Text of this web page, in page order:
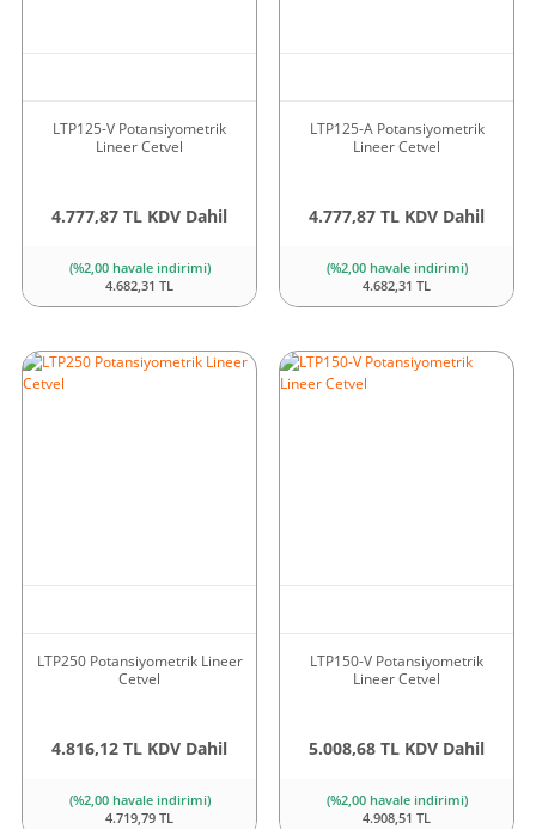
LTP125-V Potansiyometrik
Lineer Cetvel
4.777,87 TL KDV Dahil
(%2,00 havale indirimi)
4.682,31 TL
LTP125-A Potansiyometrik
Lineer Cetvel
4.777,87 TL KDV Dahil
(%2,00 havale indirimi)
4.682,31 TL
LTP250 Potansiyometrik Lineer
Cetvel
4.816,12 TL KDV Dahil
(%2,00 havale indirimi)
4.719,79 TL
LTP150-V Potansiyometrik
Lineer Cetvel
5.008,68 TL KDV Dahil
(%2,00 havale indirimi)
4.908,51 TL